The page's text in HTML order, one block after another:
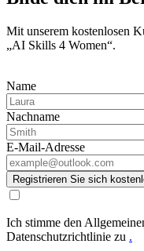
Mit unserem kostenlosen
„AI Skills 4 Women“.
Name
Nachname
E-Mail-Adresse
Registrieren Sie sich
Ich stimme den
Datenschutzrichtlinie zu .